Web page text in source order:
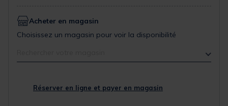
Acheter en magasin
Choisissez un magasin pour voir la disponibilité
Réserver en ligne et payer en magasin